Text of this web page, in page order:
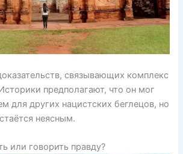
связывающих комплекс
предполагают, что он мог
для других нацистских беглецов, но
неясным.
или говорить правду?